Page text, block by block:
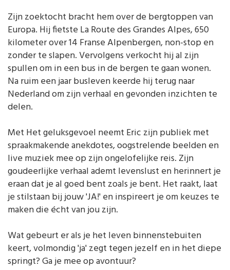
Zijn zoektocht bracht hem over de bergtoppen van
Europa. Hij fietste La Route des Grandes Alpes, 650
kilometer over 14 Franse Alpenbergen, non-stop en
zonder te slapen. Vervolgens verkocht hij al zijn
spullen om in een bus in de bergen te gaan wonen.
Na ruim een jaar busleven keerde hij terug naar
Nederland om zijn verhaal en gevonden inzichten te
delen.
Met Het geluksgevoel neemt Eric zijn publiek met
spraakmakende anekdotes, oogstrelende beelden en
live muziek mee op zijn ongelofelijke reis. Zijn
goudeerlijke verhaal ademt levenslust en herinnert je
eraan dat je al goed bent zoals je bent. Het raakt, laat
je stilstaan bij jouw 'JA!' en inspireert je om keuzes te
maken die écht van jou zijn.
Wat gebeurt er als je het leven binnenstebuiten
keert, volmondig 'ja' zegt tegen jezelf en in het diepe
springt? Ga je mee op avontuur?